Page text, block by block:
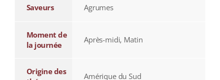
Saveurs Agrumes
Moment de
la journée
Après-midi, Matin
Origine des
Amérique du Sud